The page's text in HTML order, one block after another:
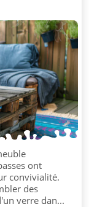
ont
convivialité.
des
verre dan...